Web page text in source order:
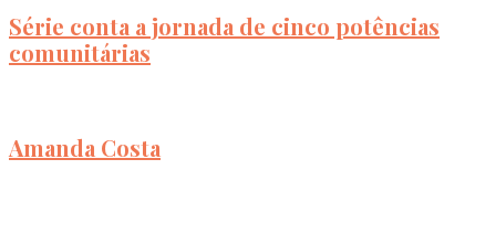
Série conta a jornada de cinco potências
comunitárias
Amanda Costa